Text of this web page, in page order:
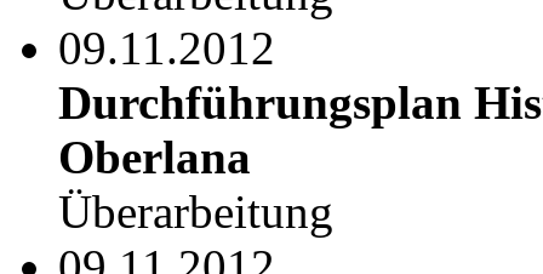
09.11.2012
Durchführungsplan
Oberlana
Überarbeitung